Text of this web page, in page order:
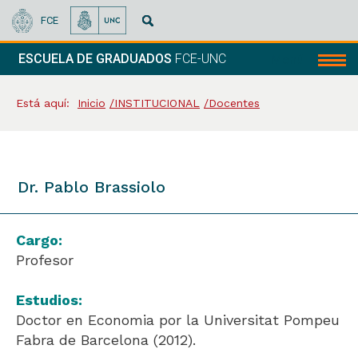
FCE
ESCUELA DE GRADUADOS FCE-UNC
Está aquí: Inicio INSTITUCIONAL Docentes
Dr. Pablo Brassiolo
Cargo:
Profesor
Estudios:
Doctor en Economia por la Universitat Pompeu
Fabra de Barcelona (2012).